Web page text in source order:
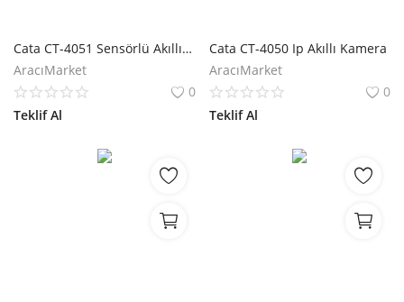
Cata CT-4051 Sensörlü Akıllı Dış Mekan Güvenlik Kamerası
AracıMarket
0
Teklif Al
Cata CT-4050 Ip Akıllı Kamera
AracıMarket
0
Teklif Al